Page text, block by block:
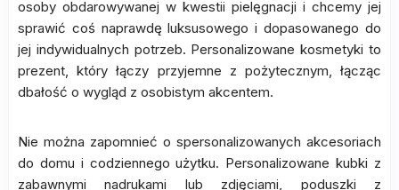
osoby obdarowywanej w kwestii pielęgnacji i chcemy jej
sprawić coś naprawdę luksusowego i dopasowanego do
jej indywidualnych potrzeb. Personalizowane kosmetyki to
prezent, który łączy przyjemne z pożytecznym, łącząc
dbałość o wygląd z osobistym akcentem.
Nie można zapomnieć o spersonalizowanych akcesoriach
do domu i codziennego użytku. Personalizowane kubki z
zabawnymi nadrukami lub zdjęciami, poduszki z